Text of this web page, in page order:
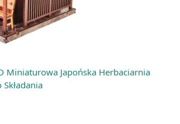
Miniaturowa Japońska Herbaciarnia